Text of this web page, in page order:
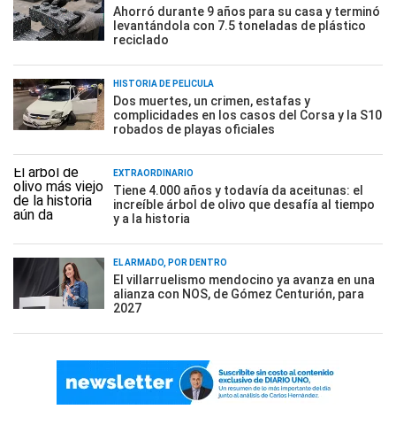
Ahorró durante 9 años para su casa y terminó
levantándola con 7.5 toneladas de plástico
reciclado
HISTORIA DE PELÍCULA
Dos muertes, un crimen, estafas y
complicidades en los casos del Corsa y la S10
robados de playas oficiales
EXTRAORDINARIO
Tiene 4.000 años y todavía da aceitunas: el
increíble árbol de olivo que desafía al tiempo
y a la historia
EL ARMADO, POR DENTRO
El villarruelismo mendocino ya avanza en una
alianza con NOS, de Gómez Centurión, para
2027